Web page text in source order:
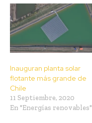
Inauguran planta solar
flotante más grande de
Chile
11 Septiembre, 2020
En "Energías renovables"